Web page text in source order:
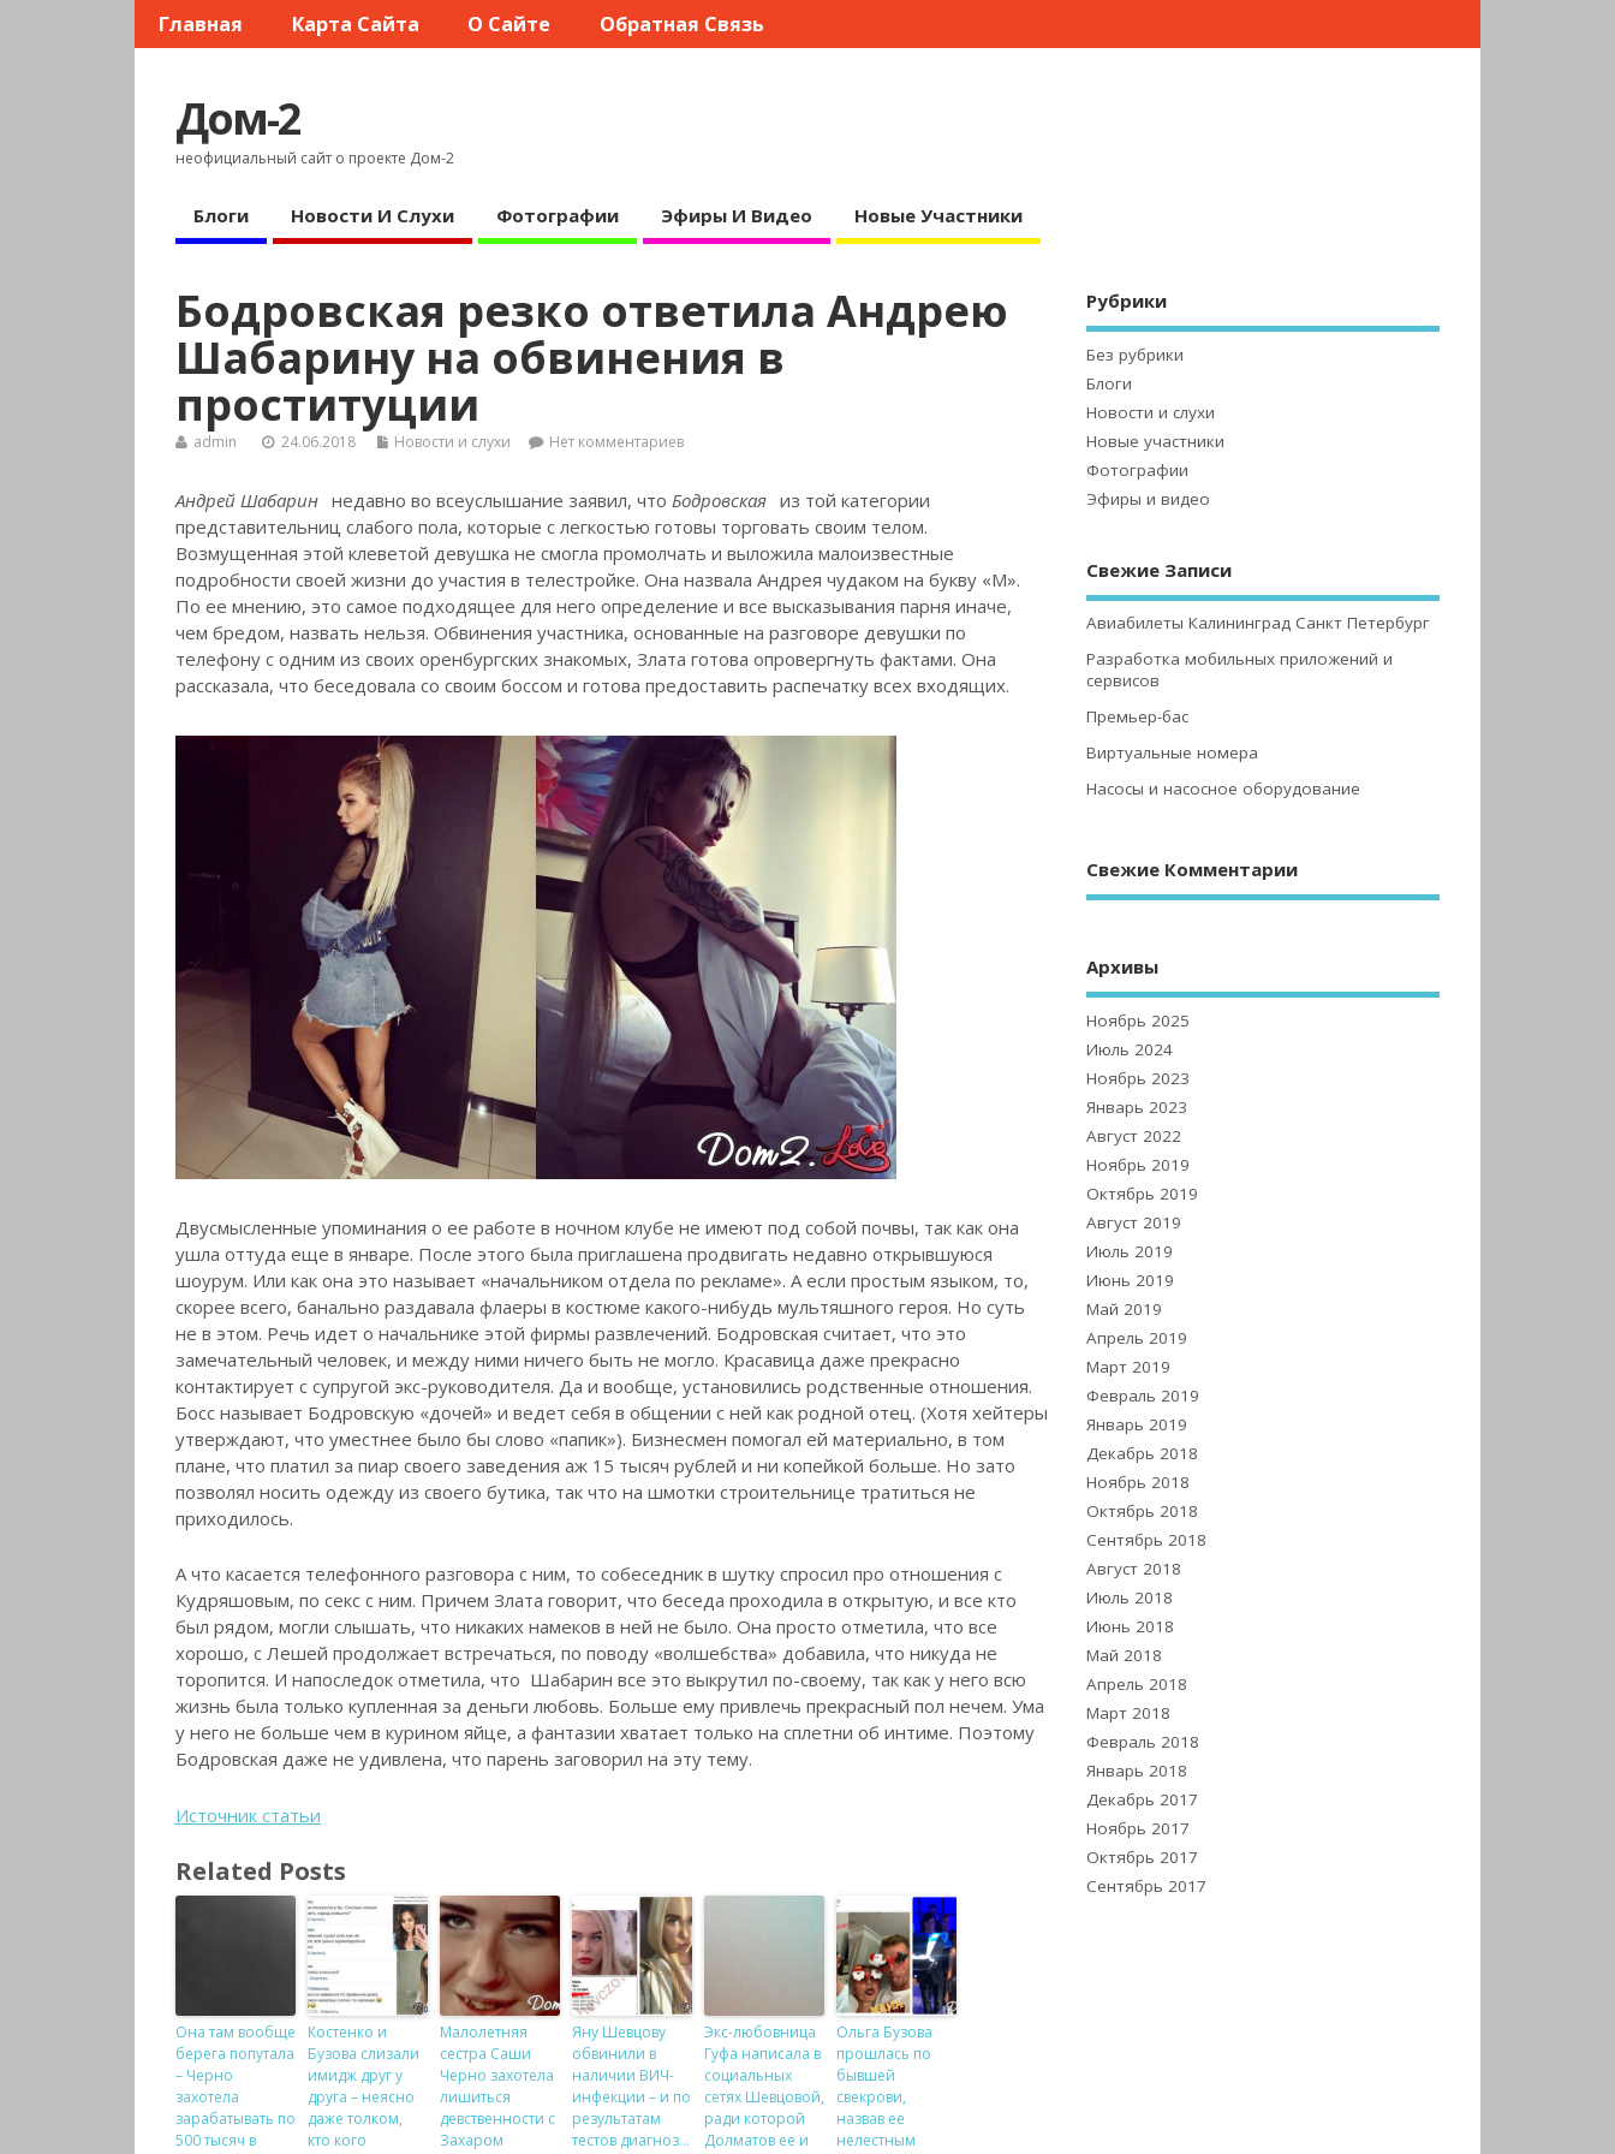
Главная Карта Сайта О Сайте Обратная Связь
Дом-2
неофициальный сайт о проекте Дом-2
Блоги Новости И Слухи Фотографии Эфиры И Видео Новые Участники
Бодровская резко ответила Андрею
Шабарину на обвинения в
проституции
admin 24.06.2018 Новости и слухи Нет комментариев
Андрей Шабарин недавно во всеуслышание заявил, что Бодровская из той категории
представительниц слабого пола, которые с легкостью готовы торговать своим телом.
Возмущенная этой клеветой девушка не смогла промолчать и выложила малоизвестные
подробности своей жизни до участия в телестройке. Она назвала Андрея чудаком на букву «М».
По ее мнению, это самое подходящее для него определение и все высказывания парня иначе,
чем бредом, назвать нельзя. Обвинения участника, основанные на разговоре девушки по
телефону с одним из своих оренбургских знакомых, Злата готова опровергнуть фактами. Она
рассказала, что беседовала со своим боссом и готова предоставить распечатку всех входящих.
Двусмысленные упоминания о ее работе в ночном клубе не имеют под собой почвы, так как она
ушла оттуда еще в январе. После этого была приглашена продвигать недавно открывшуюся
шоурум. Или как она это называет «начальником отдела по рекламе». А если простым языком, то,
скорее всего, банально раздавала флаеры в костюме какого-нибудь мультяшного героя. Но суть
не в этом. Речь идет о начальнике этой фирмы развлечений. Бодровская считает, что это
замечательный человек, и между ними ничего быть не могло. Красавица даже прекрасно
контактирует с супругой экс-руководителя. Да и вообще, установились родственные отношения.
Босс называет Бодровскую «дочей» и ведет себя в общении с ней как родной отец. (Хотя хейтеры
утверждают, что уместнее было бы слово «папик»). Бизнесмен помогал ей материально, в том
плане, что платил за пиар своего заведения аж 15 тысяч рублей и ни копейкой больше. Но зато
позволял носить одежду из своего бутика, так что на шмотки строительнице тратиться не
приходилось.
А что касается телефонного разговора с ним, то собеседник в шутку спросил про отношения с
Кудряшовым, по секс с ним. Причем Злата говорит, что беседа проходила в открытую, и все кто
был рядом, могли слышать, что никаких намеков в ней не было. Она просто отметила, что все
хорошо, с Лешей продолжает встречаться, по поводу «волшебства» добавила, что никуда не
торопится. И напоследок отметила, что Шабарин все это выкрутил по-своему, так как у него всю
жизнь была только купленная за деньги любовь. Больше ему привлечь прекрасный пол нечем. Ума
у него не больше чем в курином яйце, а фантазии хватает только на сплетни об интиме. Поэтому
Бодровская даже не удивлена, что парень заговорил на эту тему.
Источник статьи
Related Posts
Она там вообще
берега попутала
– Черно
захотела
зарабатывать по
500 тысяч в
Костенко и
Бузова слизали
имидж друг у
друга – неясно
даже толком,
кто кого
Малолетняя
сестра Саши
Черно захотела
лишиться
девственности с
Захаром
Яну Шевцову
обвинили в
наличии ВИЧ-
инфекции – и по
результатам
тестов диагноз…
Экс-любовница
Гуфа написала в
социальных
сетях Шевцовой,
ради которой
Долматов ее и
Ольга Бузова
прошлась по
бывшей
свекрови,
назвав ее
нелестным
Рубрики
Без рубрики
Блоги
Новости и слухи
Новые участники
Фотографии
Эфиры и видео
Свежие Записи
Авиабилеты Калининград Санкт Петербург
Разработка мобильных приложений и
сервисов
Премьер-бас
Виртуальные номера
Насосы и насосное оборудование
Свежие Комментарии
Архивы
Ноябрь 2025
Июль 2024
Ноябрь 2023
Январь 2023
Август 2022
Ноябрь 2019
Октябрь 2019
Август 2019
Июль 2019
Июнь 2019
Май 2019
Апрель 2019
Март 2019
Февраль 2019
Январь 2019
Декабрь 2018
Ноябрь 2018
Октябрь 2018
Сентябрь 2018
Август 2018
Июль 2018
Июнь 2018
Май 2018
Апрель 2018
Март 2018
Февраль 2018
Январь 2018
Декабрь 2017
Ноябрь 2017
Октябрь 2017
Сентябрь 2017